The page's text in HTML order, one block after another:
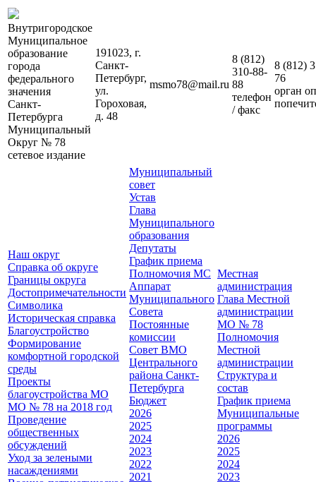
Внутригородское
Муниципальное
образование
города
федерального
значения
Санкт-
Петербурга
Муниципальный
Округ № 78
сетевое издание
191023, г.
Санкт-
Петербург,
ул.
Гороховая,
д. 48
msmo78@mail.ru
8 (812)
310-88-
88
телефон
/ факс
8 (812)
76
орган
Наш округ
Справка об округе
Границы округа
Достопримечательности
Символика
Историческая справка
Благоустройство
Формирование
комфортной городской
среды
Проекты
благоустройства МО
МО № 78 на 2018 год
Проведение
общественных
обсуждений
Уход за зелеными
насаждениями
Муниципальный
совет
Устав
Глава
Муниципального
образования
Депутаты
График приема
Полномочия МС
Аппарат
Муниципального
Совета
Постоянные
комиссии
Совет ВМО
Центрального
района Санкт-
Петербурга
Бюджет
2026
2025
2024
2023
2022
2021
Местная
администрация
Глава Местной
администрации
МО № 78
Полномочия
Местной
администрации
Cтруктура и
состав
График приема
Муниципальные
программы
2026
2025
2024
2023